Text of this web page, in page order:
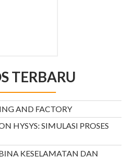
TERBARU
AND FACTORY
HYSYS: SIMULASI PROSES
KESELAMATAN DAN